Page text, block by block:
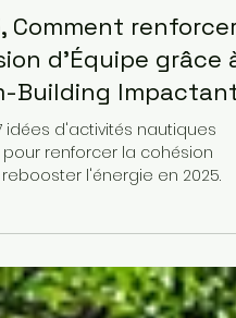
Comment renforcer
d'Équipe grâce à
Building Impactant
l'énergie en 2025.